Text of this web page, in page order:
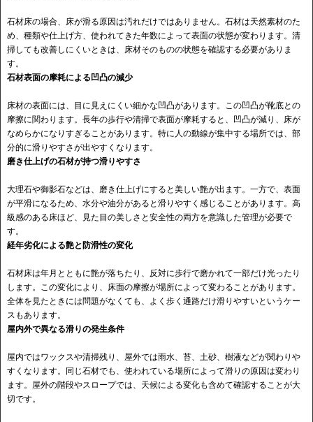
石材床の場合、床が滑る原因は汚れだけではありません。石材は天然素材のた
め、種類や仕上げ方、使われてきた年数によって表面の状態が変わります。清
掃しても改善しにくいときは、床材そのものの状態を確認する必要がありま
す。
石材表面の摩耗による凹凸の減少
床材の表面には、目に見えにくい細かな凹凸があります。この凹凸が靴底との
摩擦に関わります。長年の歩行や清掃で表面が摩耗すると、凹凸が減り、床が
なめらかになりすぎることがあります。特に人の動線が集中する場所では、部
分的に滑りやすさが出やすくなります。
磨き仕上げの石材が持つ滑りやすさ
大理石や御影石などは、磨き仕上げにすると美しい艶が出ます。一方で、表面
が平滑になるため、水分や油分があると滑りやすく感じることがあります。高
級感のある床ほど、見た目の美しさと安全性の両方を意識した管理が必要で
す。
経年劣化による艶と防滑性の変化
石材床は年月とともに艶が落ちたり、反対に歩行で磨かれて一部だけ光ったり
します。この変化により、床面の摩擦が場所によって変わることがあります。
全体を見たときには問題がなくても、よく歩く通路だけ滑りやすいというケー
スもあります。
屋内外で異なる滑りの発生条件
屋内ではワックスや清掃残り、屋外では雨水、苔、土砂、樹液などが関わりや
すくなります。同じ石材でも、使われている場所によって滑りの原因は変わり
ます。屋外の階段やスロープでは、天候による変化も含めて確認することが大
切です。